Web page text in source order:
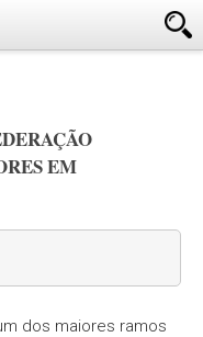
EM
dos maiores ramos